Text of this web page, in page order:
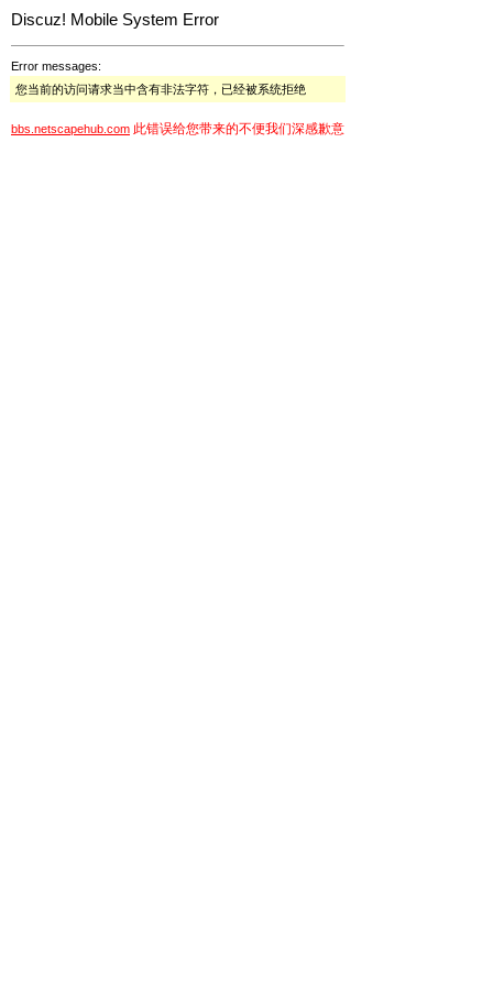
Discuz! Mobile System Error
Error messages:
您当前的访问请求当中含有非法字符，已经被系统拒绝
bbs.netscapehub.com 此错误给您带来的不便我们深感歉意